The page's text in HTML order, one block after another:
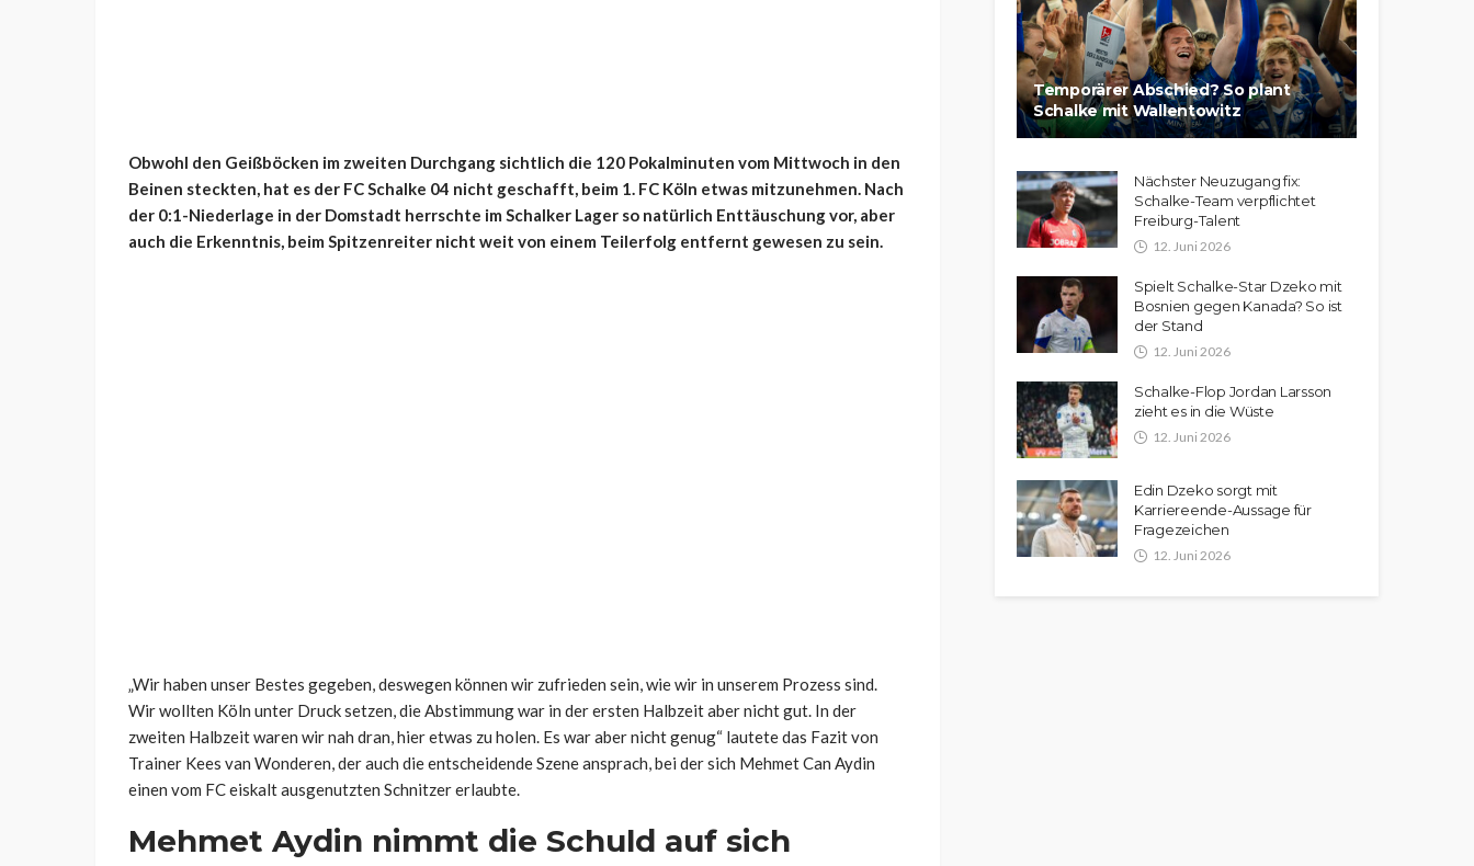
Obwohl den Geißböcken im zweiten Durchgang sichtlich die 120 Pokalminuten vom Mittwoch in den
Beinen steckten, hat es der FC Schalke 04 nicht geschafft, beim 1. FC Köln etwas mitzunehmen. Nach
der 0:1-Niederlage in der Domstadt herrschte im Schalker Lager so natürlich Enttäuschung vor, aber
auch die Erkenntnis, beim Spitzenreiter nicht weit von einem Teilerfolg entfernt gewesen zu sein.
„Wir haben unser Bestes gegeben, deswegen können wir zufrieden sein, wie wir in unserem Prozess sind.
Wir wollten Köln unter Druck setzen, die Abstimmung war in der ersten Halbzeit aber nicht gut. In der
zweiten Halbzeit waren wir nah dran, hier etwas zu holen. Es war aber nicht genug“ lautete das Fazit von
Trainer Kees van Wonderen, der auch die entscheidende Szene ansprach, bei der sich Mehmet Can Aydin
einen vom FC eiskalt ausgenutzten Schnitzer erlaubte.
Mehmet Aydin nimmt die Schuld auf sich
Temporärer Abschied? So plant
Schalke mit Wallentowitz
Nächster Neuzugang fix:
Schalke-Team verpflichtet
Freiburg-Talent
12. Juni 2026
Spielt Schalke-Star Dzeko mit
Bosnien gegen Kanada? So ist
der Stand
12. Juni 2026
Schalke-Flop Jordan Larsson
zieht es in die Wüste
12. Juni 2026
Edin Dzeko sorgt mit
Karriereende-Aussage für
Fragezeichen
12. Juni 2026